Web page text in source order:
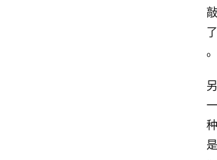
敲
了
。
另
一
种
是